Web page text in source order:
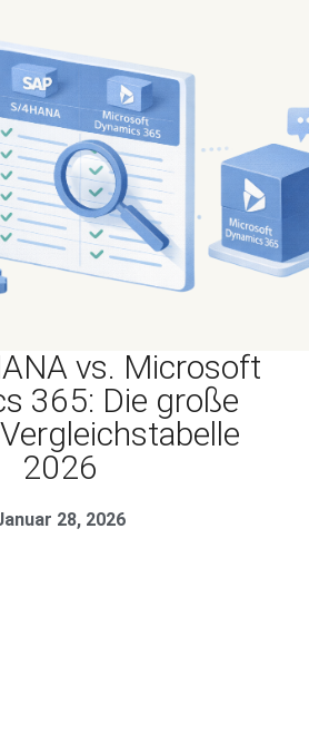
vs. Microsoft
365: Die große
2026
28, 2026